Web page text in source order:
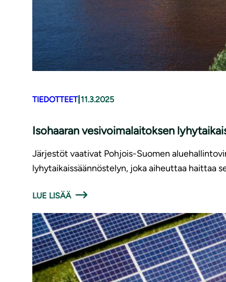
TIEDOTTEET| 11.3.2025
Isohaaran vesivoimalaitoksen
Järjestöt vaativat Pohjois-Suomen
lyhytaikaissäännöstelyn, joka aiheuttaa haittaa
LUE LISÄÄ